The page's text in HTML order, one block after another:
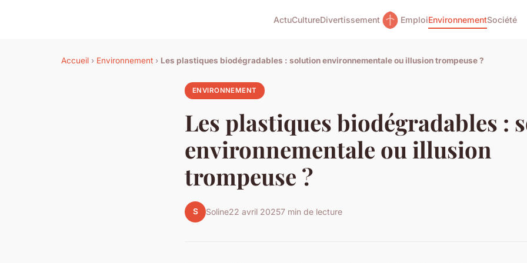
ActuCultureDivertissement EmploiEnvironnementSociété
Accueil › Environnement › Les plastiques biodégradables : solution environnementale ou illusion trompeuse ?
ENVIRONNEMENT
Les plastiques biodégradables :
environnementale ou illusion
trompeuse ?
S Soline22 avril 20257 min de lecture